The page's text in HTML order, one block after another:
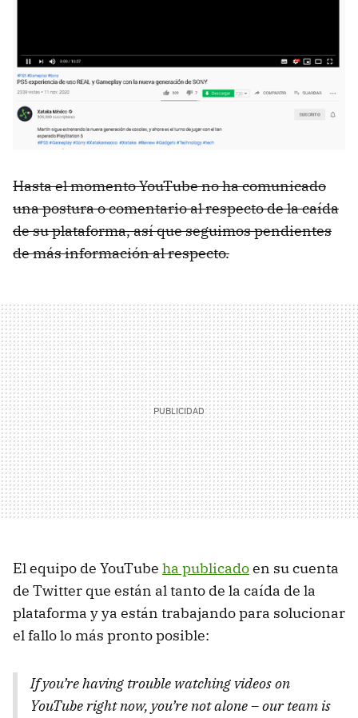
Hasta el momento YouTube no ha comunicado
una postura o comentario al respecto de la caída
de su plataforma, así que seguimos pendientes
de más información al respecto.
El equipo de YouTube ha publicadoen su cuenta
de Twitter que están al tanto de la caída de la
plataforma y ya están trabajando para solucionar
el fallo lo más pronto posible:
If you’re having trouble watching videos on
YouTube right now, you’re not alone – our team is